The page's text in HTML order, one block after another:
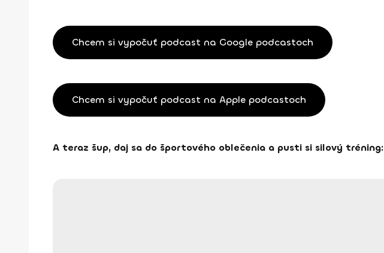
Chcem si vypočuť podcast na Google podcastoch
Chcem si vypočuť podcast na Apple podcastoch
A teraz šup, daj sa do športového oblečenia a pusti si silový tréning: